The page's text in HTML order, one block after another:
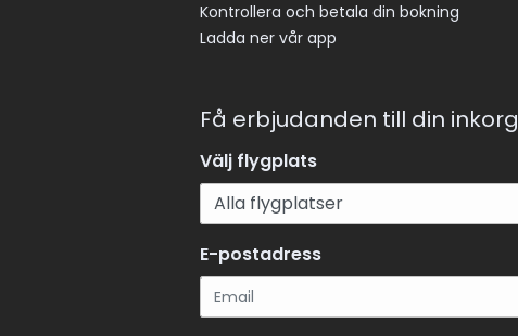
Kontrollera och betala din bokning
Ladda ner vår app
Få erbjudanden till din inkorg
Välj flygplats
E-postadress